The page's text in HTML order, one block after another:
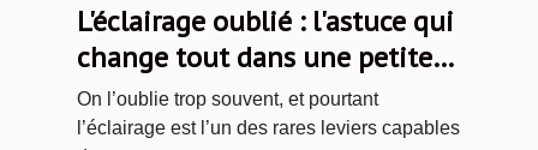
L'éclairage oublié : l'astuce qui
change tout dans une petite
chambre
On l’oublie trop souvent, et pourtant
l’éclairage est l’un des rares leviers capables